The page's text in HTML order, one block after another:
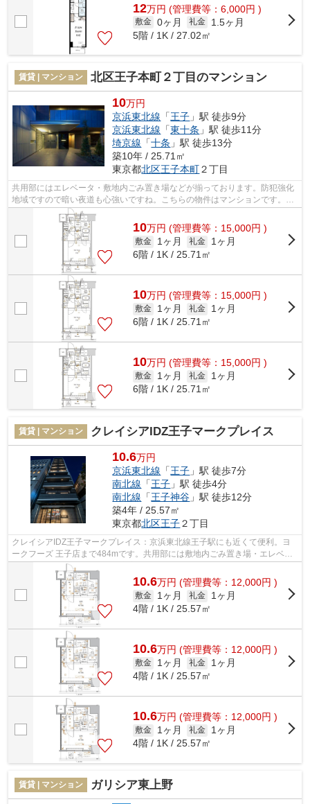
12万円 (管理費等：6,000円 )
敷金 0ヶ月 礼金
1.5ヶ月
5階 / 1K / 27.02㎡
賃貸 | マンション 北区王子本町２丁目のマンション
10万円
京浜東北線 「王子 」駅 徒歩9分
京浜東北線 「東十条 」駅 徒歩11分
埼京線 「十条 」駅 徒歩13分
築10年 / 25.71㎡
東京都北区王子本町２丁目
共用部にはエレベータ・敷地内ごみ置き場などが揃っております。防犯強化
地域ですので暗い夜道も心強いですね。こちらの物件はマンションです。2
駅利用ができて、電車での移動に役立つ...
10万円 (管理費等：15,000円 )
敷金 1ヶ月 礼金
1ヶ月
6階 / 1K / 25.71㎡
10万円 (管理費等：15,000円 )
敷金 1ヶ月 礼金
1ヶ月
6階 / 1K / 25.71㎡
10万円 (管理費等：15,000円 )
敷金 1ヶ月 礼金
1ヶ月
6階 / 1K / 25.71㎡
賃貸 | マンション クレイシアIDZ王子マークプレイス
10.6万円
京浜東北線 「王子 」駅 徒歩7分
南北線 「王子 」駅 徒歩4分
南北線 「王子神谷 」駅 徒歩12分
築4年 / 25.57㎡
東京都北区王子２丁目
クレイシアIDZ王子マークプレイス：京浜東北線王子駅にも近くて便利。ヨ
ークフーズ 王子店まで484mです。共用部には敷地内ごみ置き場・エレベー
タなどが揃っており、とても充実してい...
10.6万円 (管理費等：12,000円 )
敷金 1ヶ月 礼金
1ヶ月
4階 / 1K / 25.57㎡
10.6万円 (管理費等：12,000円 )
敷金 1ヶ月 礼金
1ヶ月
4階 / 1K / 25.57㎡
10.6万円 (管理費等：12,000円 )
敷金 1ヶ月 礼金
1ヶ月
4階 / 1K / 25.57㎡
賃貸 | マンション ガリシア東上野